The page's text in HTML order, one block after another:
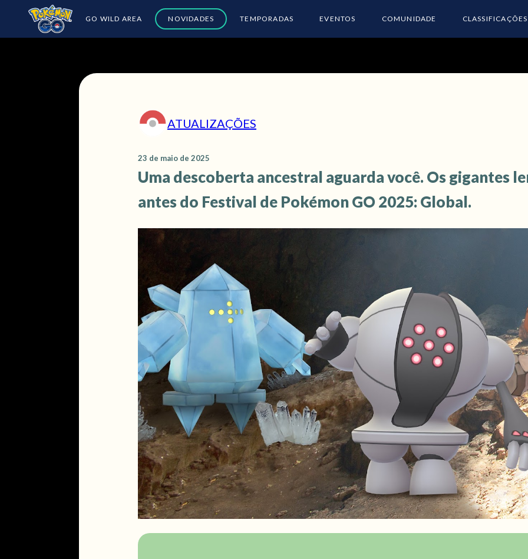
GO WILD AREA NOVIDADES TEMPORADAS EVENTOS COMUNIDADE CLASSIFICAÇÕES
ATUALIZAÇÕES
23 de maio de 2025
Uma descoberta ancestral aguarda você. Os gigantes
antes do Festival de Pokémon GO 2025: Global.